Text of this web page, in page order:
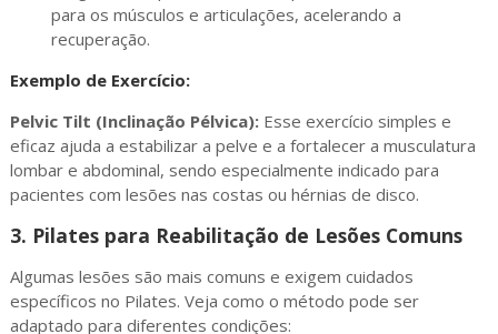
para os músculos e articulações, acelerando a
recuperação.
Exemplo de Exercício:
Pelvic Tilt (Inclinação Pélvica):Esse exercício simples e
eficaz ajuda a estabilizar a pelve e a fortalecer a musculatura
lombar e abdominal, sendo especialmente indicado para
pacientes com lesões nas costas ou hérnias de disco.
3. Pilates para Reabilitação de Lesões Comuns
Algumas lesões são mais comuns e exigem cuidados
específicos no Pilates. Veja como o método pode ser
adaptado para diferentes condições: